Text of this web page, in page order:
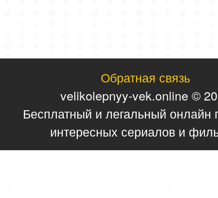
Обратная связь
velikolepnyy-vek.online ©
Бесплатный и легальный онлайн
интересных сериалов и